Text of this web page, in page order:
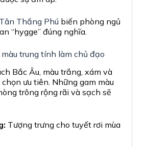
Thắng Phú biến phòng ngủ
“hygge” đúng nghĩa.
màu trung tính làm chủ đạo
Bắc Âu, màu trắng, xám và
ưu tiên. Những gam màu
trông rộng rãi và sạch sẽ
Tượng trưng cho tuyết rơi mùa